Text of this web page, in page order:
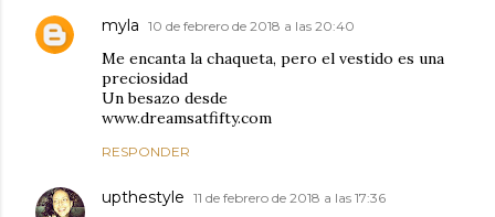
myla 10 de febrero de 2018 a las 20:40
Me encanta la chaqueta, pero el vestido es una
preciosidad
Un besazo desde
www.dreamsatfifty.com
RESPONDER
upthestyle 11 de febrero de 2018 a las 17:36